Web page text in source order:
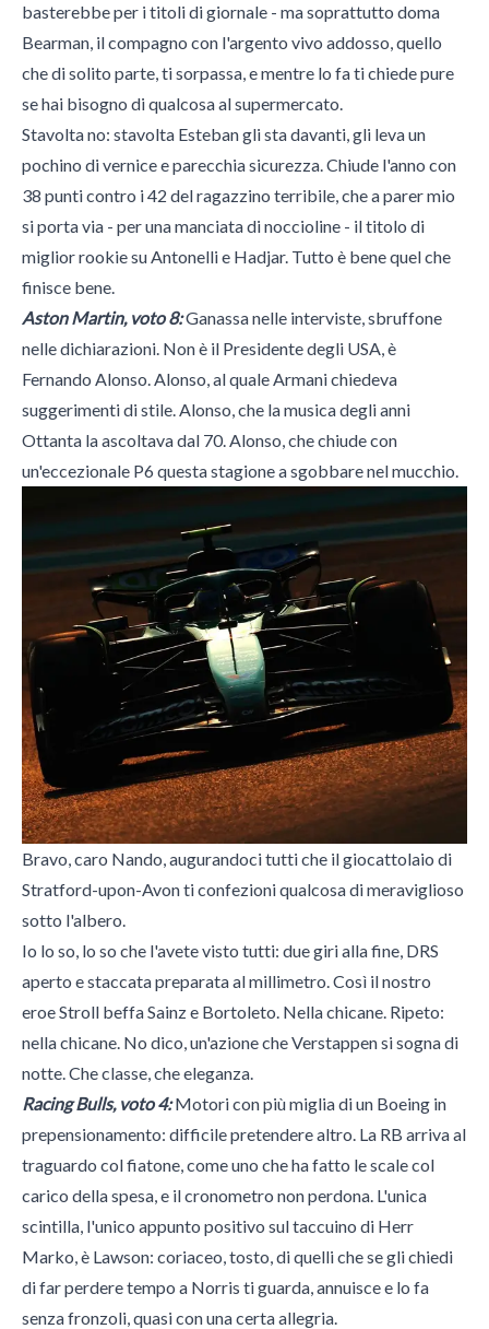
basterebbe per i titoli di giornale - ma soprattutto doma
Bearman, il compagno con l'argento vivo addosso, quello
che di solito parte, ti sorpassa, e mentre lo fa ti chiede pure
se hai bisogno di qualcosa al supermercato.
Stavolta no: stavolta Esteban gli sta davanti, gli leva un
pochino di vernice e parecchia sicurezza. Chiude l'anno con
38 punti contro i 42 del ragazzino terribile, che a parer mio
si porta via - per una manciata di noccioline - il titolo di
miglior rookie su Antonelli e Hadjar. Tutto è bene quel che
finisce bene.
Aston Martin, voto 8:Ganassa nelle interviste, sbruffone
nelle dichiarazioni. Non è il Presidente degli USA, è
Fernando Alonso. Alonso, al quale Armani chiedeva
suggerimenti di stile. Alonso, che la musica degli anni
Ottanta la ascoltava dal 70. Alonso, che chiude con
un'eccezionale P6 questa stagione a sgobbare nel mucchio.
Bravo, caro Nando, augurandoci tutti che il giocattolaio di
Stratford-upon-Avon ti confezioni qualcosa di meraviglioso
sotto l'albero.
Io lo so, lo so che l'avete visto tutti: due giri alla fine, DRS
aperto e staccata preparata al millimetro. Così il nostro
eroe Stroll beffa Sainz e Bortoleto. Nella chicane. Ripeto:
nella chicane. No dico, un'azione che Verstappen si sogna di
notte. Che classe, che eleganza.
Racing Bulls, voto 4:Motori con più miglia di un Boeing in
prepensionamento: difficile pretendere altro. La RB arriva al
traguardo col fiatone, come uno che ha fatto le scale col
carico della spesa, e il cronometro non perdona. L'unica
scintilla, l'unico appunto positivo sul taccuino di Herr
Marko, è Lawson: coriaceo, tosto, di quelli che se gli chiedi
di far perdere tempo a Norris ti guarda, annuisce e lo fa
senza fronzoli, quasi con una certa allegria.